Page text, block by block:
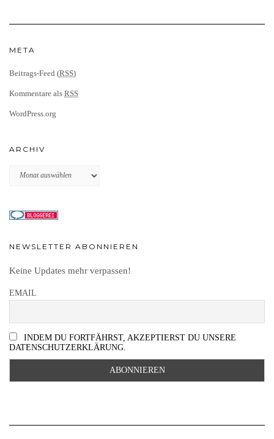
META
Beitrags-Feed (RSS)
Kommentare als RSS
WordPress.org
ARCHIV
Archiv
NEWSLETTER ABONNIEREN
Keine Updates mehr verpassen!
EMAIL
INDEM DU FORTFÄHRST, AKZEPTIERST DU UNSERE
DATENSCHUTZERKLÄRUNG.